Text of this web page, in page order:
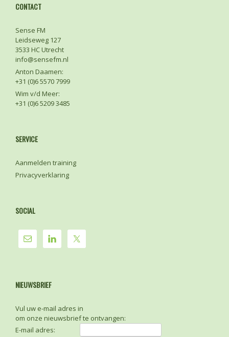
CONTACT
Sense FM
Leidseweg 127
3533 HC Utrecht
info@sensefm.nl
Anton Daamen:
+31 (0)6 5570 7999
Wim v/d Meer:
+31 (0)6 5209 3485
SERVICE
Aanmelden training
Privacyverklaring
SOCIAL
NIEUWSBRIEF
Vul uw e-mail adres in
om onze nieuwsbrief te ontvangen:
E-mail adres: